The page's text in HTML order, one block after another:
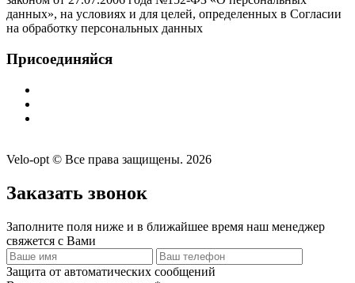
данных», на условиях и для целей, определенных в Согласии
на обработку персональных данных
Присоединяйся
Velo-opt © Все права защищены. 2026
Заказать звонок
Заполните поля ниже и в ближайшее время наш менеджер
свяжется с Вами
Защита от автоматических сообщений